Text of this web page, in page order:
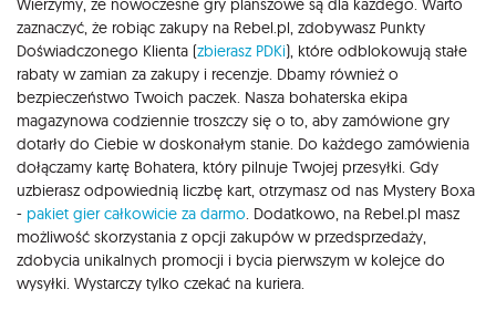
Wierzymy, że nowoczesne gry planszowe są dla każdego. Warto
zaznaczyć, że robiąc zakupy na Rebel.pl, zdobywasz Punkty
Doświadczonego Klienta (zbierasz PDKi), które odblokowują stałe
rabaty w zamian za zakupy i recenzje. Dbamy również o
bezpieczeństwo Twoich paczek. Nasza bohaterska ekipa
magazynowa codziennie troszczy się o to, aby zamówione gry
dotarły do Ciebie w doskonałym stanie. Do każdego zamówienia
dołączamy kartę Bohatera, który pilnuje Twojej przesyłki. Gdy
uzbierasz odpowiednią liczbę kart, otrzymasz od nas Mystery Boxa
- pakiet gier całkowicie za darmo. Dodatkowo, na Rebel.pl masz
możliwość skorzystania z opcji zakupów w przedsprzedaży,
zdobycia unikalnych promocji i bycia pierwszym w kolejce do
wysyłki. Wystarczy tylko czekać na kuriera.